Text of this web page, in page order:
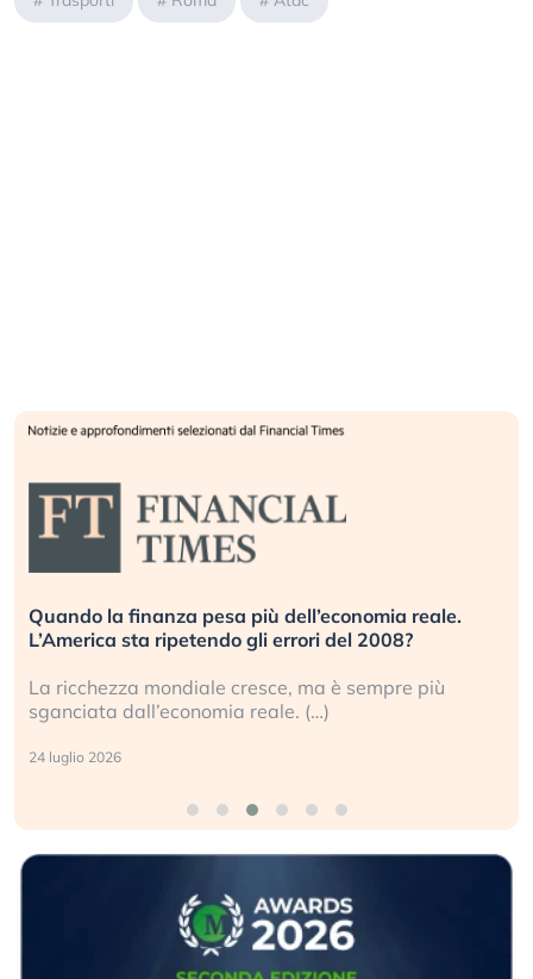
Quando la finanza pesa più dell’economia reale.
L’America sta ripetendo gli errori del 2008?
La ricchezza mondiale cresce, ma è sempre più
sganciata dall’economia reale. (…)
24 luglio 2026